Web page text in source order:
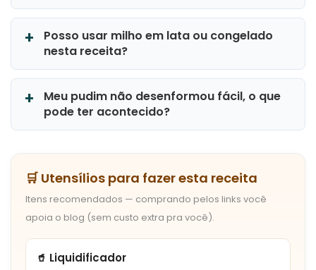
Posso usar milho em lata ou congelado
nesta receita?
Meu pudim não desenformou fácil, o que
pode ter acontecido?
🛒 Utensílios para fazer esta receita
Itens recomendados — comprando pelos links você
apoia o blog (sem custo extra pra você).
🥤 Liquidificador